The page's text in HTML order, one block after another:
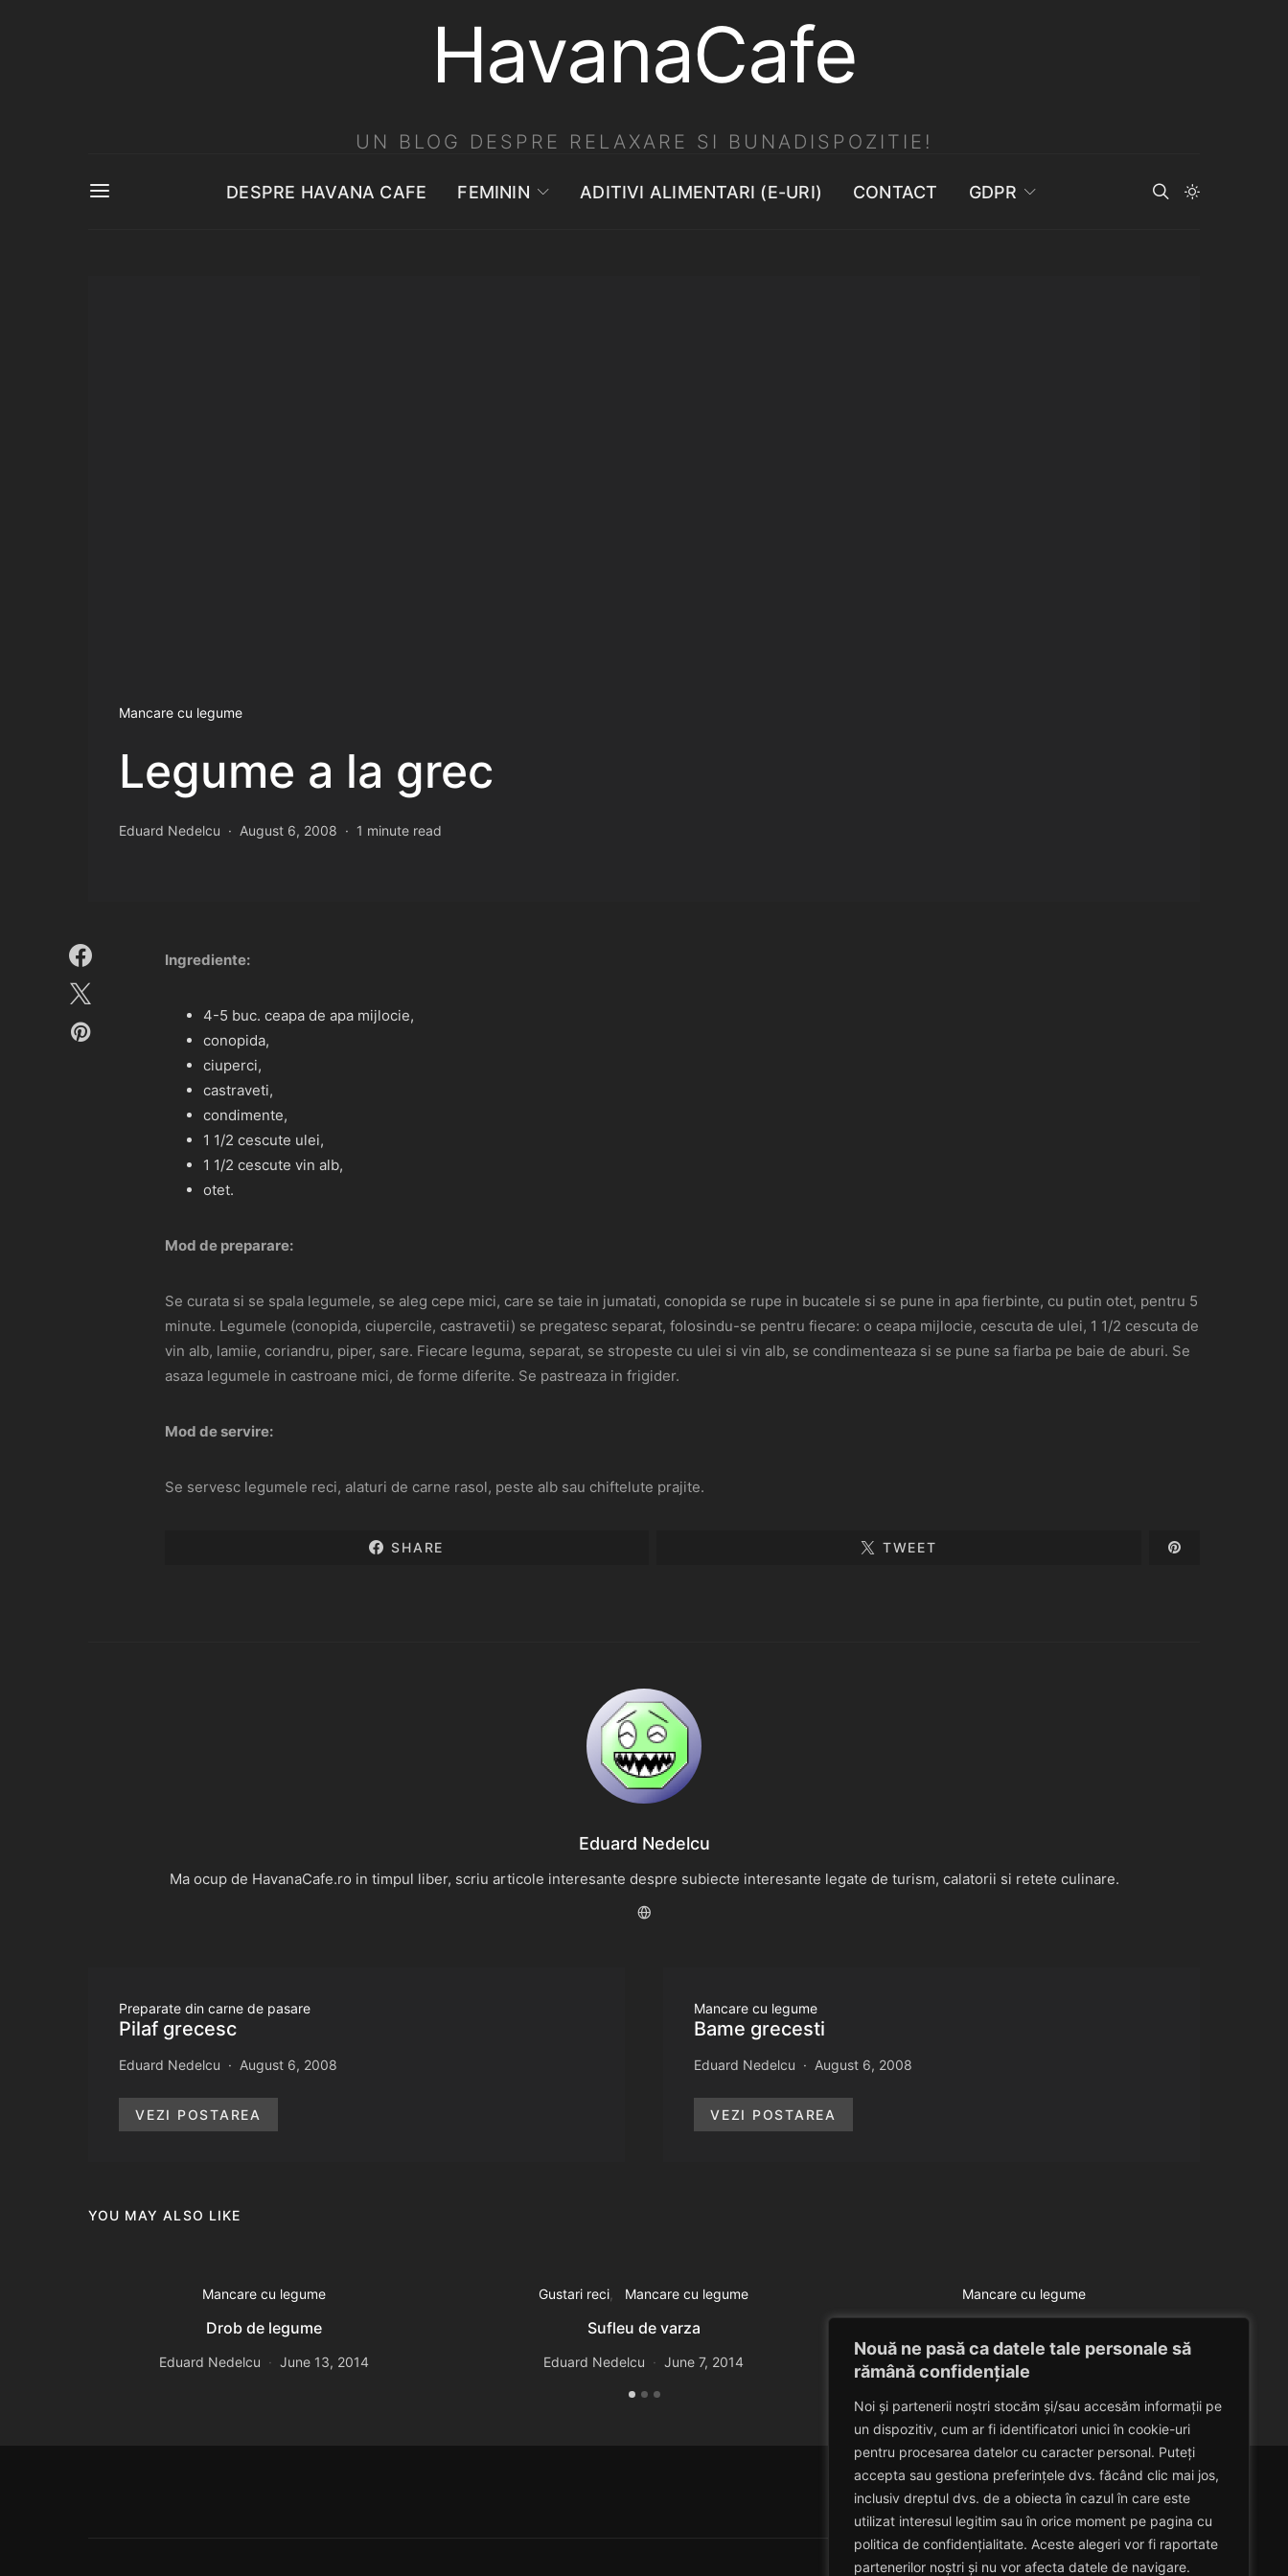
Nouă ne pasă ca datele tale personale să
rămână confidențiale
Noi și partenerii noștri stocăm și/sau accesăm informații pe
un dispozitiv, cum ar fi identificatori unici în cookie-uri
pentru procesarea datelor cu caracter personal. Puteți
accepta sau gestiona preferințele dvs. făcând clic mai jos,
inclusiv dreptul dvs. de a obiecta în cazul în care este
utilizat interesul legitim sau în orice moment pe pagina cu
politica de confidențialitate. Aceste alegeri vor fi raportate
partenerilor noștri și nu vor afecta datele de navigare.
HavanaCafe
UN BLOG DESPRE RELAXARE SI BUNADISPOZITIE!
DESPRE HAVANA CAFE FEMININ ADITIVI ALIMENTARI (E-URI) CONTACT GDPR
Mancare cu legume
Legume a la grec
Eduard Nedelcu August 6, 2008 1 minute read
Ingrediente:
4-5 buc. ceapa de apa mijlocie,
conopida,
ciuperci,
castraveti,
condimente,
1 1/2 cescute ulei,
1 1/2 cescute vin alb,
otet.
Mod de preparare:
Se curata si se spala legumele, se aleg cepe mici, care se taie in jumatati, conopida se rupe in bucatele si se pune in apa fierbinte, cu putin otet, pentru 5
minute. Legumele (conopida, ciupercile, castravetii) se pregatesc separat, folosindu-se pentru fiecare: o ceapa mijlocie, cescuta de ulei, 1 1/2 cescuta de
vin alb, lamiie, coriandru, piper, sare. Fiecare leguma, separat, se stropeste cu ulei si vin alb, se condimenteaza si se pune sa fiarba pe baie de aburi. Se
asaza legumele in castroane mici, de forme diferite. Se pastreaza in frigider.
Mod de servire:
Se servesc legumele reci, alaturi de carne rasol, peste alb sau chiftelute prajite.
SHARE TWEET
Eduard Nedelcu
Ma ocup de HavanaCafe.ro in timpul liber, scriu articole interesante despre subiecte interesante legate de turism, calatorii si retete culinare.
Preparate din carne de pasare
Pilaf grecesc
Eduard Nedelcu August 6, 2008
VEZI POSTAREA
Mancare cu legume
Bame grecesti
Eduard Nedelcu August 6, 2008
VEZI POSTAREA
YOU MAY ALSO LIKE
Mancare cu legume
Drob de legume
Eduard Nedelcu June 13, 2014
Gustari reci Mancare cu legume
Sufleu de varza
Eduard Nedelcu June 7, 2014
Mancare cu legume
Eduard Nedelcu June 5, 2014